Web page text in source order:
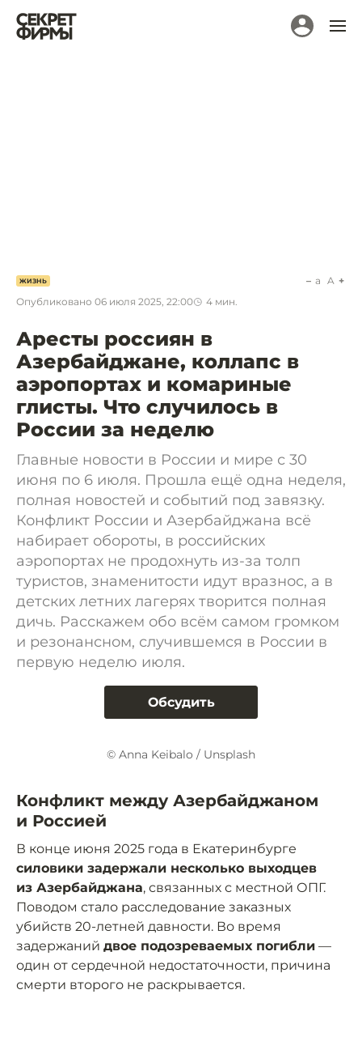
ЖИЗНЬ
Опубликовано 06 июля 2025, 22:00 4 мин.
a A
Аресты россиян в
Азербайджане, коллапс в
аэропортах и комариные
глисты. Что случилось в
России за неделю
Главные новости в России и мире с 30
июня по 6 июля. Прошла ещё одна неделя,
полная новостей и событий под завязку.
Конфликт России и Азербайджана всё
набирает обороты, в российских
аэропортах не продохнуть из-за толп
туристов, знаменитости идут вразнос, а в
детских летних лагерях творится полная
дичь. Расскажем обо всём самом громком
и резонансном, случившемся в России в
первую неделю июля.
Обсудить
© Anna Keibalo / Unsplash
Конфликт между Азербайджаном
и Россией
В конце июня 2025 года в Екатеринбурге
силовики задержали несколько выходцев
из Азербайджана, связанных с местной ОПГ.
Поводом стало расследование заказных
убийств 20-летней давности. Во время
задержаний двое подозреваемых погибли —
один от сердечной недостаточности, причина
смерти второго не раскрывается.